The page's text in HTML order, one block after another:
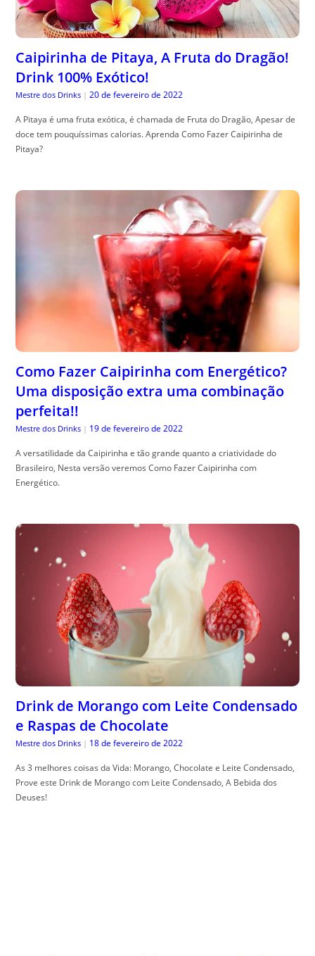
Caipirinha de Pitaya, A Fruta do Dragão!
Drink 100% Exótico!
Mestre dos Drinks | 20 de fevereiro de 2022
A Pitaya é uma fruta exótica, é chamada de Fruta do Dragão, Apesar de
doce tem pouquíssimas calorias. Aprenda Como Fazer Caipirinha de
Pitaya?
Como Fazer Caipirinha com Energético?
Uma disposição extra uma combinação
perfeita!!
Mestre dos Drinks | 19 de fevereiro de 2022
A versatilidade da Caipirinha e tão grande quanto a criatividade do
Brasileiro, Nesta versão veremos Como Fazer Caipirinha com
Energético.
Drink de Morango com Leite Condensado
e Raspas de Chocolate
Mestre dos Drinks | 18 de fevereiro de 2022
As 3 melhores coisas da Vida: Morango, Chocolate e Leite Condensado,
Prove este Drink de Morango com Leite Condensado, A Bebida dos
Deuses!